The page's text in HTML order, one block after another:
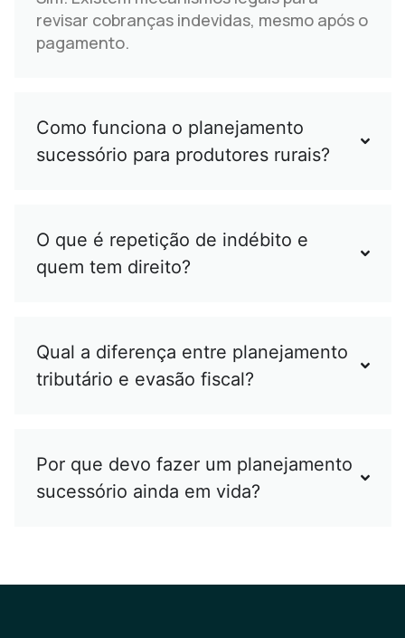
revisar cobranças indevidas, mesmo após o
pagamento.
Como funciona o planejamento
sucessório para produtores rurais?
O que é repetição de indébito e
quem tem direito?
Qual a diferença entre planejamento
tributário e evasão fiscal?
Por que devo fazer um planejamento
sucessório ainda em vida?